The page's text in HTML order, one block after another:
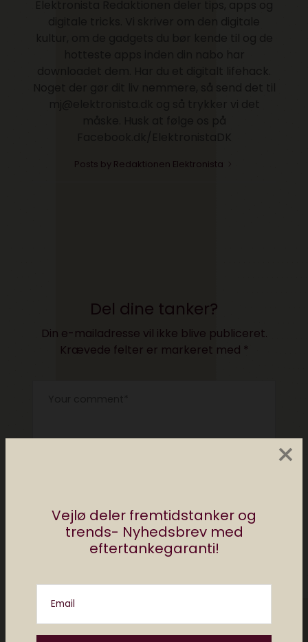
Vejlø deler fremtidstanker og
trends- Nyhedsbrev med
eftertankegaranti!
Email
×
Posts by Redaktionen Elektronista
Del dine tanker?
Din e-mailadresse vil ikke blive publiceret.
Krævede felter er markeret med *